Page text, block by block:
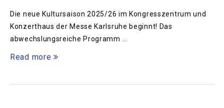
Die neue Kultursaison 2025/26 im Kongresszentrum und
Konzerthaus der Messe Karlsruhe beginnt! Das
abwechslungsreiche Programm …
Read more